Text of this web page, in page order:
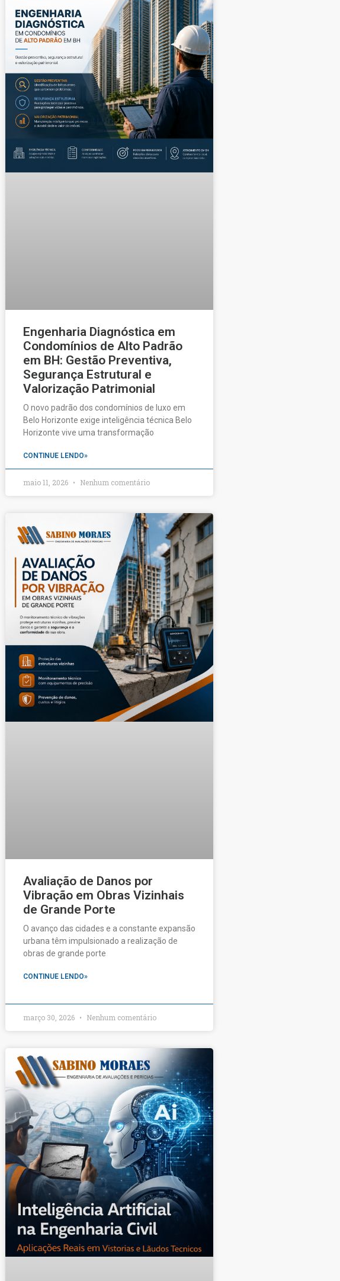
Engenharia Diagnóstica em
Condomínios de Alto Padrão
em BH: Gestão Preventiva,
Segurança Estrutural e
Valorização Patrimonial
O novo padrão dos condomínios de luxo em
Belo Horizonte exige inteligência técnica Belo
Horizonte vive uma transformação
CONTINUE LENDO»
maio 11, 2026 Nenhum comentário
Avaliação de Danos por
Vibração em Obras Vizinhais
de Grande Porte
O avanço das cidades e a constante expansão
urbana têm impulsionado a realização de
obras de grande porte
CONTINUE LENDO»
março 30, 2026 Nenhum comentário